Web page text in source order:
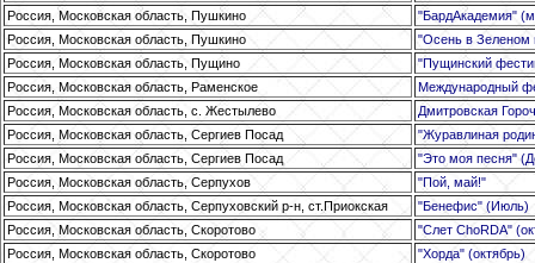
Россия, Московская область, Пушкино
"БардАкадемия"
Россия, Московская область, Пушкино
"Осень в Зеленом
Россия, Московская область, Пущино
"Пущинский
Россия, Московская область, Раменское
Международный
Россия, Московская область, с. Жестылево
Дмитровская
Россия, Московская область, Сергиев Посад
"Журавлиная
Россия, Московская область, Сергиев Посад
"Это моя песня"
Россия, Московская область, Серпухов
"Пой, май!"
Россия, Московская область, Серпуховский р-н, ст.Приокская
"Бенефис" (Июль)
Россия, Московская область, Скоротово
"Слет ChoRDA"
Россия, Московская область, Скоротово
"Хорда" (октябрь)